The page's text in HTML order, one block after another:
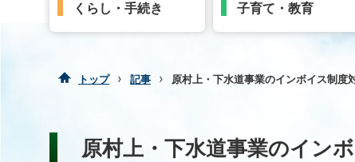
くらし・手続き 子育て・教育
トップ › 記事 › 原村上・下水道事業のインボイス制度
原村上・下水道事業のイン